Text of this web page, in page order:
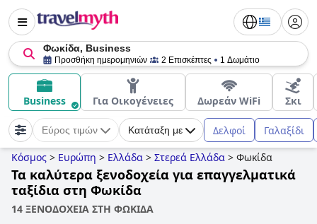
Φωκίδα, Business
Προσθήκη ημερομηνιών 2 Επισκέπτες 1 Δωμάτιο
Business Για Οικογένειες Δωρεάν WiFi Σκι
Εύρος τιμών Κατάταξη με Δελφοί Γαλαξίδι
Κόσμος > Ευρώπη > Ελλάδα > Στερεά Ελλάδα > Φωκίδα
Τα καλύτερα ξενοδοχεία για επαγγελματικά
ταξίδια στη Φωκίδα
14 ΞΕΝΟΔΟΧΕΙΑ ΣΤΗ ΦΩΚΙΔΑ